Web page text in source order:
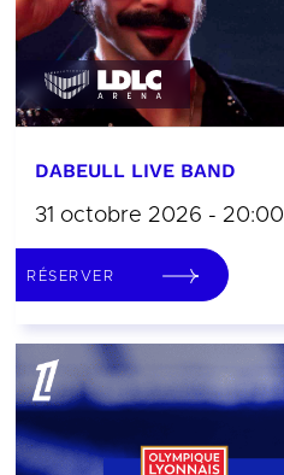
DABEULL LIVE BAND
31 octobre 2026 - 20:00
RÉSERVER